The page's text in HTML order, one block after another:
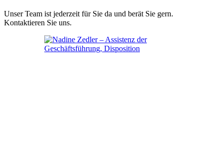
Unser Team ist jederzeit für Sie da und berät Sie gern.
Kontaktieren Sie uns.